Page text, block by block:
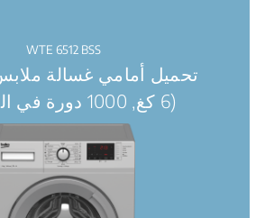
WTE 6512 BSS
تحميل أمامي غسالة
(6 كغ, 1000 دورة في الدقيقة)